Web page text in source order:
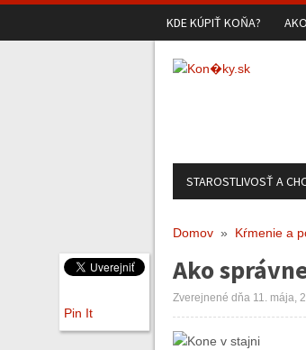
KDE KÚPIŤ KOŇA?
STAROSTLIVOSŤ A
Domov » Kŕmenie a
Ako
Zverejnené dňa 11. mája,
Pin It